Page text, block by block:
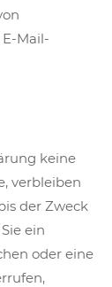
Mail-
keine
verbleiben
der Zweck
ein
oder eine